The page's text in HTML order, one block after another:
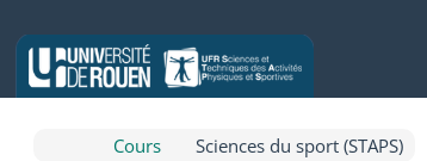
Cours Sciences du sport (STAPS)